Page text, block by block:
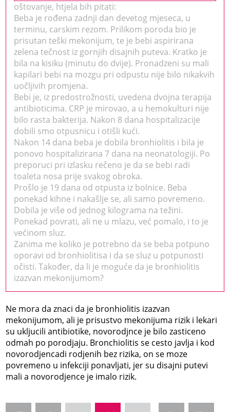
oštovanje, htjela bih pitati:
Beba je rođena zadnji dan devetog mjeseca, u
terminu, carskim rezom. Prilikom poroda bio je
prisutan teški mekonijum, te je bebi aspirirana
zelena tečnost iz gornjih disajnih puteva. Kratko je
bila na kisiku (minutu do dvije). Pronadzeni su mali
kapilari bebi na mozgu pri odpustu nije bilo nikakvih
uočljivih promjena.
Bebi je, iz predostrožnosti, uvedena dvojna terapija
antibioticima. CRP je mirovao, a u hemokulturi nije
bilo rasta bakterija. Nakon 8 dana hospitalizacije
dobili smo otpusnicu i otišli kući.
Nakon 14 dana beba je dobila bronhiolitis i bila je
ponovo hospitalizirana 7 dana na neonatologiji. Po
preporuci pri izlasku rečeno je da se bebi radi
toaleta nosa prije svakog obroka.
Prošlo je 19 dana od otpusta iz bolnice. Beba
ponekad kihne i nakašlje se, ali samo povremeno.
Dobila je više od jednog kilograma na težini.
Ponekad povrati, ali ne u mlazu, već pomalo, i to je
većinom sluz.
Zanima me koliko je potrebno da se beba potpuno
oporavi od bronhiolitisa i da se sluz u potpunosti
očisti. Također, da li je moguće da je bronhiolitis
izazvan mekonijumom?
Ne mora da znaci da je bronhiolitis izazvan
mekonijumom, ali je prisustvo mekonijuma rizik i lekari
su ukljucili antibiotike, novorodjnce je bilo zasticeno
odmah po porodjaju. Bronchiolitis se cesto javlja i kod
novorodjencadi rodjenih bez rizika, on se moze
povremeno u infekciji ponavljati, jer su disajni putevi
mali a novorodjence je imalo rizik.